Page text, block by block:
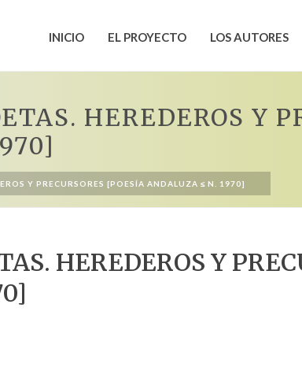
INICIO EL PROYECTO LOS AUTORES
HEREDEROS Y
Y PRECURSORES [POESÍA ANDALUZA ≤ N. 1970]
HEREDEROS Y